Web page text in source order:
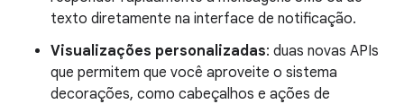
texto diretamente na interface de notificação.
Visualizações personalizadas: duas novas APIs
que permitem que você aproveite o sistema
decorações, como cabeçalhos e ações de